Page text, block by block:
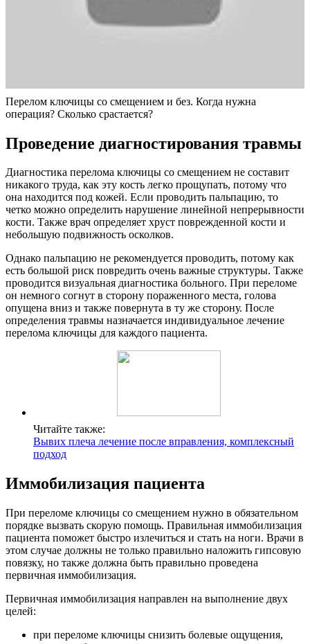
Перелом ключицы со смещением и без. Когда нужна
операция? Сколько срастается?
Проведение диагностирования травмы
Диагностика перелома ключицы со смещением не составит
никакого труда, как эту кость легко прощупать, потому что
она находится под кожей. Если проводить пальпацию, то
четко можно определить нарушение линейной непрерывности
кости. Также врач определяет хруст поврежденной кости и
небольшую подвижность осколков.
Однако пальпацию не рекомендуется проводить, потому как
есть большой риск повредить очень важные структуры. Также
проводится визуальная диагностика больного. При переломе
он немного согнут в сторону пораженного места, голова
опущена вниз и также повернута в ту же сторону. После
определения травмы назначается индивидуальное лечение
перелома ключицы для каждого пациента.
Читайте также:
Вывих плеча лечение после вправления, комплексный
подход
Иммобилизация пациента
При переломе ключицы со смещением нужно в обязательном
порядке вызвать скорую помощь. Правильная иммобилизация
пациента поможет быстро излечиться и стать на ноги. Врачи в
этом случае должны не только правильно наложить гипсовую
повязку, но также должна быть правильно проведена
первичная иммобилизация.
Первичная иммобилизация направлен на выполнение двух
целей:
при переломе ключицы снизить болевые ощущения,